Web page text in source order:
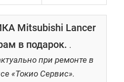
Mitsubishi Lancer
в подарок. .
при ремонте в
«Токио Сервис».